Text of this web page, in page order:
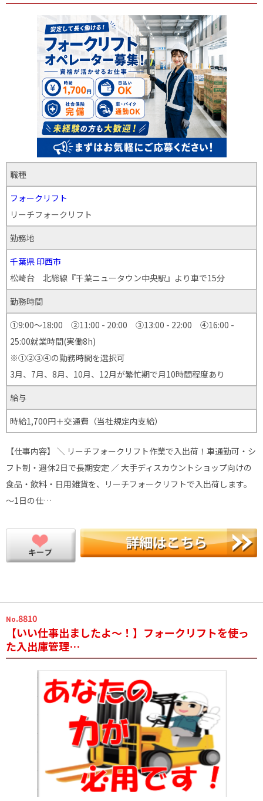
職種
フォークリフト
リーチフォークリフト
勤務地
千葉県 印西市
松崎台 北総線『千葉ニュータウン中央駅』より車で15分
勤務時間
①9:00～18:00 ②11:00 - 20:00 ③13:00 - 22:00 ④16:00 -
25:00就業時間(実働8h)
※①②③④の勤務時間を選択可
3月、7月、8月、10月、12月が繁忙期で月10時間程度あり
給与
時給1,700円＋交通費（当社規定内支給）
【仕事内容】 ＼ リーチフォークリフト作業で入出荷！車通勤可・シ
フト制・週休2日で長期安定 ／ 大手ディスカウントショップ向けの
食品・飲料・日用雑貨を、リーチフォークリフトで入出荷します。
～1日の仕…
No.8810
【いい仕事出ましたよ～！】フォークリフトを使っ
た入出庫管理…